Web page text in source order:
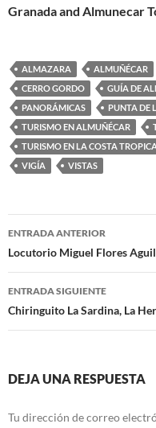
Granada and Almunecar
ALMAZARA ALMUÑÉCAR
CERRO GORDO
GUÍA DE
PANORÁMICAS
PUNTA DE
TURISMO EN ALMUÑÉCAR
TURISMO EN LA COSTA
VIGÍA
VISTAS
Navegación
de
entradas
ENTRADA ANTERIOR
Locutorio Miguel Flores
ENTRADA SIGUIENTE
Chiringuito La Sardina, La
DEJA UNA RESPUESTA
Tu dirección de correo